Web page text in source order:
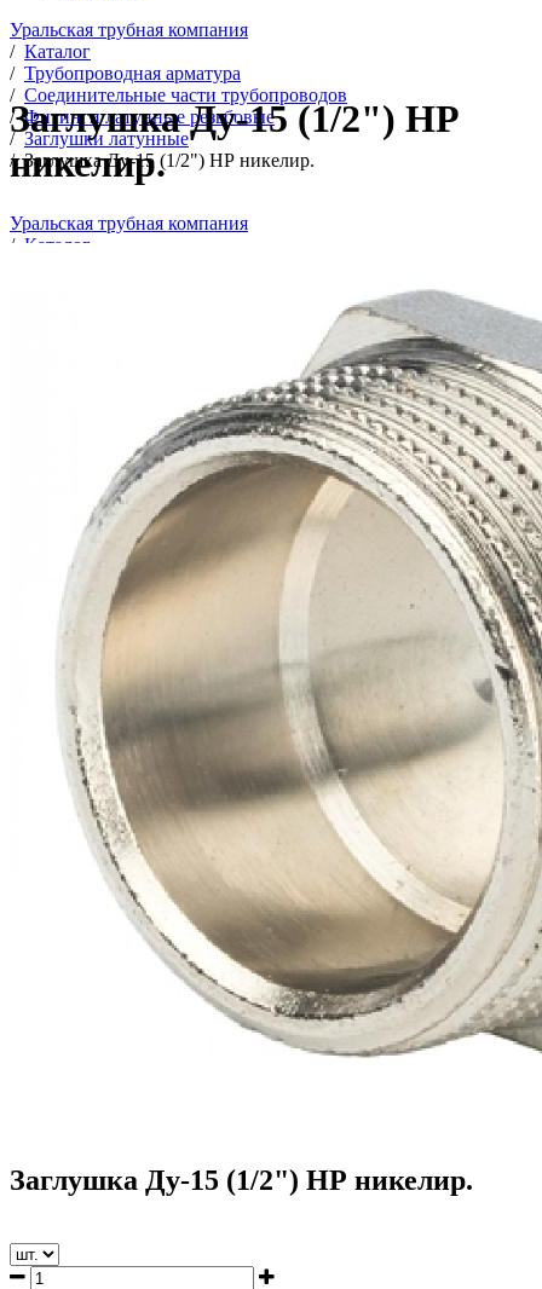
Уральская трубная компания
/ Каталог
/ Трубопроводная арматура
/ Соединительные части трубопроводов
/ Фитинги латунные резьбовые
/ Заглушки латунные
/ Заглушка Ду-15 (1/2") НР никелир.
Заглушка Ду-15 (1/2") НР
никелир.
Уральская трубная компания
/ Каталог
Заглушка Ду-15 (1/2") НР никелир.
Заглушка Ду-15 (1/2") НР никелир.